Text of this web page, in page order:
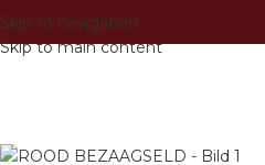
Skip to navigation
Skip to main content